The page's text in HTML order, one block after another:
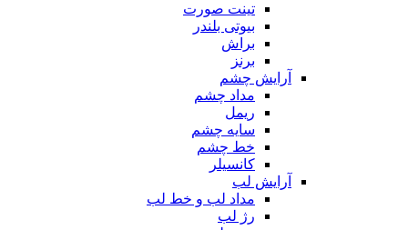
تینت صورت
بیوتی بلندر
براش
برنز
آرایش چشم
مداد چشم
ریمل
سایه چشم
خط چشم
کانسیلر
آرایش لب
مداد لب و خط لب
رژ لب